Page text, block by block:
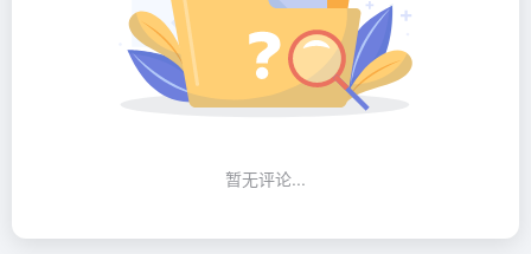
暂无评论...